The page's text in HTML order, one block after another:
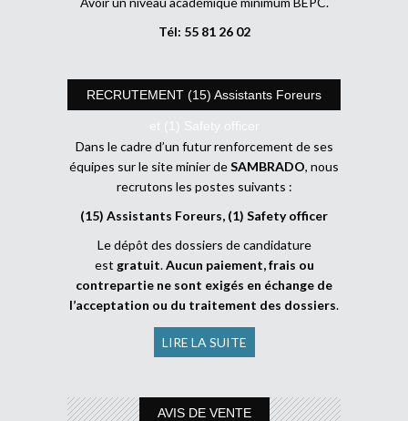
Tél: 55 81 26 02
RECRUTEMENT (15) Assistants Foreurs
et (1) Safety officer
Dans le cadre d’un futur renforcement de ses
équipes sur le site minier deSAMBRADO, nous
recrutons les postes suivants :
(15) Assistants Foreurs, (1) Safety officer
Le dépôt des dossiers de candidature
est gratuit.Aucun paiement, frais ou
contrepartie ne sont exigés en échange de
l’acceptation ou du traitement des dossiers.
LIRE LA SUITE
AVIS DE VENTE